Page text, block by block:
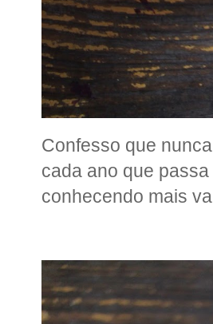
Confesso que
cada ano que
conhecendo mais